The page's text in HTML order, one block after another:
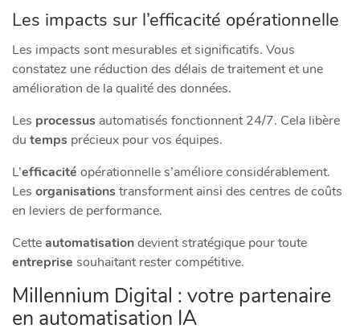
Les impacts sur l’efficacité opérationnelle
Les impacts sont mesurables et significatifs. Vous
constatez une réduction des délais de traitement et une
amélioration de la qualité des données.
Les processus automatisés fonctionnent 24/7. Cela libère
du temps précieux pour vos équipes.
L’efficacité opérationnelle s’améliore considérablement.
Les organisationstransforment ainsi des centres de coûts
en leviers de performance.
Cetteautomatisationdevient stratégique pour toute
entreprise souhaitant rester compétitive.
Millennium Digital : votre partenaire
en automatisation IA